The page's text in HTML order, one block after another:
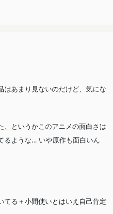
はあまり見ないのだけど、気にな
、というかこのアニメの面白さは
るような… いや原作も面白いん
てる＋小間使いとはいえ自己肯定